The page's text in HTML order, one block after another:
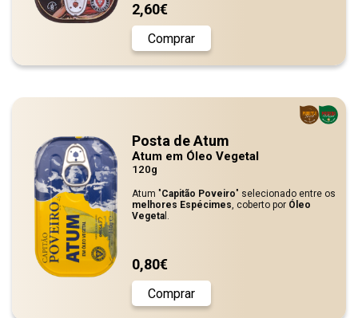
2,60€
Comprar
Posta de Atum
Atum em Óleo Vegetal
120g
Atum "Capitão Poveiro" selecionado entre os
melhores Espécimes, coberto por Óleo
Vegeta l.
0,80€
Comprar